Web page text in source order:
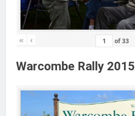
« ‹ of33
Warcombe Rally 2015